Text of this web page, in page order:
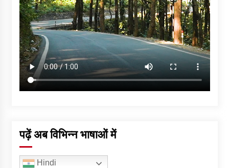
पढ़ें अब विभिन्न भाषाओं में
Hindi